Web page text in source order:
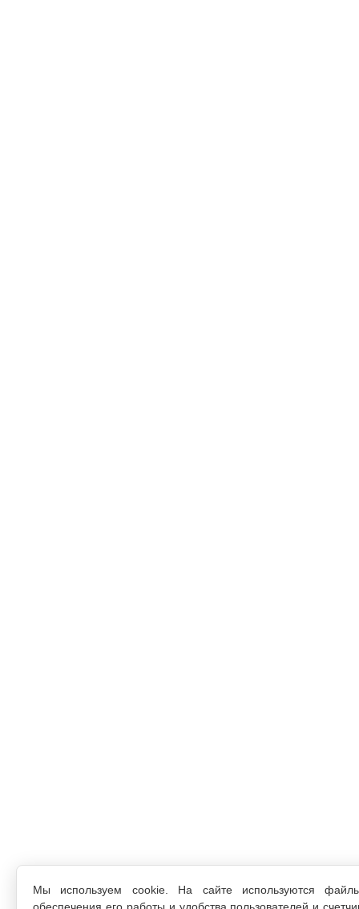
Мы используем cookie. На сайте используются